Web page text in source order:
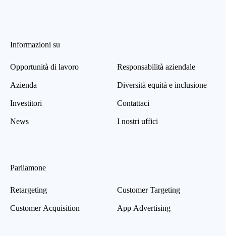
Informazioni su
Opportunità di lavoro
Azienda
Investitori
News
Responsabilità aziendale
Diversità equità e inclusione
Contattaci
I nostri uffici
Parliamone
Retargeting
Customer Acquisition
Customer Targeting
App Advertising